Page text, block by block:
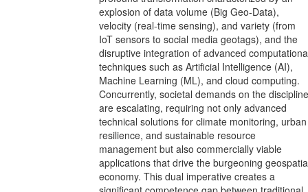
explosion of data volume (Big Geo-Data),
velocity (real-time sensing), and variety (from
IoT sensors to social media geotags), and the
disruptive integration of advanced
techniques such as Artificial Intelligence (AI),
Machine Learning (ML), and cloud computing.
Concurrently, societal demands on the discipline
are escalating, requiring not only advanced
technical solutions for climate monitoring, urban
resilience, and sustainable resource
management but also commercially viable
applications that drive the burgeoning
economy. This dual imperative creates a